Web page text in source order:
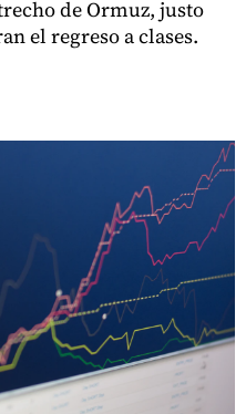
de Ormuz, justo
el regreso a clases.